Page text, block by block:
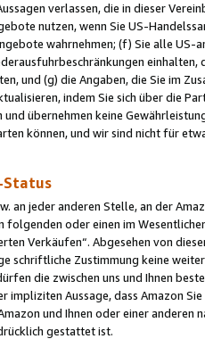
verlassen, die in dieser
nutzen, wenn Sie US-
wahrnehmen; (f) Sie alle
und (g) die Angaben, die Sie im
indem Sie sich über die
und übernehmen keine
können, und wir sind nicht für
Status
an jeder anderen Stelle, an der
oder einen im
Verkäufen“. Abgesehen von
schriftliche Zustimmung keine
die zwischen uns und Ihnen
impliziten Aussage, dass Amazon
und Ihnen oder einer
gestattet ist.